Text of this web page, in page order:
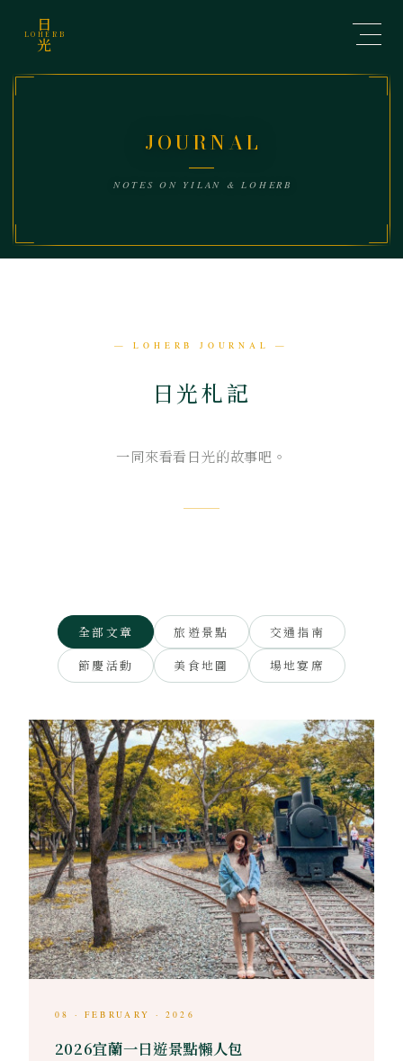
日
LOHERB
光
日光札記
JOURNAL
NOTES ON YILAN & LOHERB
— LOHERB JOURNAL —
日光札記
一同來看看日光的故事吧。
全部文章 旅遊景點
交通指南
節慶活動
美食地圖 場地宴席
08 · FEBRUARY · 2026
2026宜蘭一日遊景點懶人包